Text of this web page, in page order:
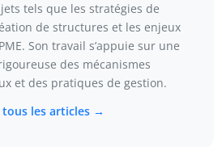
tels que les stratégies de
de structures et les enjeux
Son travail s’appuie sur une
des mécanismes
et des pratiques de gestion.
les articles →